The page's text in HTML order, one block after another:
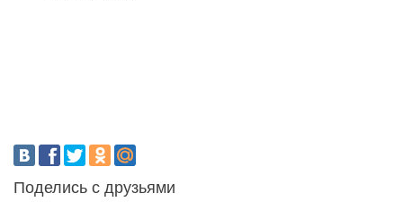
Поделись с друзьями